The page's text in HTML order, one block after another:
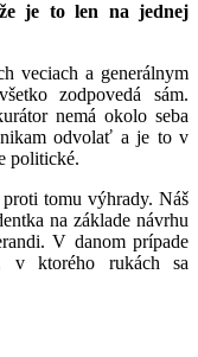
je to len na jednej
veciach a generálnym
zodpovedá sám.
nemá okolo seba
odvolať a je to v
politické.
tomu výhrady. Náš
na základe návrhu
V danom prípade
v ktorého rukách sa